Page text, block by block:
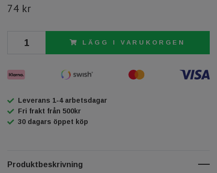
74 kr
LÄGG I VARUKORGEN
Leverans 1-4 arbetsdagar
Fri frakt från 500kr
30 dagars öppet köp
Produktbeskrivning